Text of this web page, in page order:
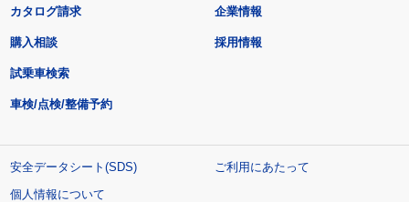
カタログ請求
購入相談
試乗車検索
車検/点検/整備予約
企業情報
採用情報
安全データシート(SDS)
ご利用にあたって
個人情報について